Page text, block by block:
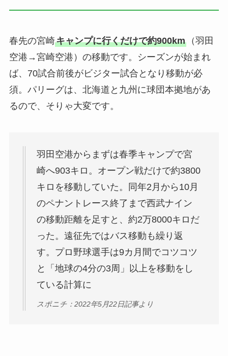
春先の宮崎キャンプに行くだけで約900km（羽田
空港→宮崎空港）の移動です。シーズンが始まれ
ば、70試合前後がビジター試合となり移動が必
須。パリーグは、北海道と九州に球団本拠地があ
るので、そりゃ大変です。
羽田空港からまずは春季キャンプで宮
崎へ903キロ。オープン戦だけで約3800
キロを移動していた。同年2月から10月
のペナントレース終了まで西武ナイン
の移動距離を足すと、約2万8000キロだ
った。遠征先ではバス移動も繰り返
す。プロ野球選手は9カ月間でコツコツ
と「地球の4分の3周」以上を移動をし
ている計算に
スポニチ：2022年5月22日記事より